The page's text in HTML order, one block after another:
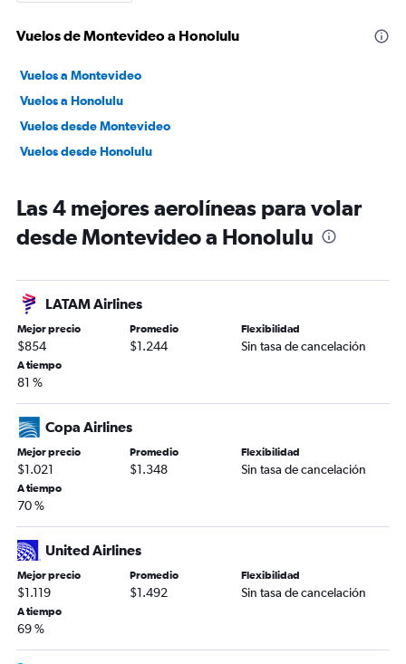
Vuelos de Montevideo a Honolulu
Vuelos a Montevideo
Vuelos a Honolulu
Vuelos desde Montevideo
Vuelos desde Honolulu
Las 4 mejores aerolíneas para volar
desde Montevideo a Honolulu
LATAM Airlines
Mejor precio
$854
Promedio
$1.244
Flexibilidad
Sin tasa de cancelación
A tiempo
81 %
Copa Airlines
Mejor precio
$1.021
Promedio
$1.348
Flexibilidad
Sin tasa de cancelación
A tiempo
70 %
United Airlines
Mejor precio
$1.119
Promedio
$1.492
Flexibilidad
Sin tasa de cancelación
A tiempo
69 %